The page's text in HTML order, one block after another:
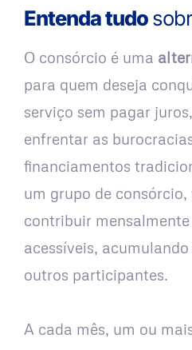
Entenda tudo
O consórcio é uma
para quem deseja
serviço sem pagar
enfrentar as
financiamentos
um grupo de consórcio,
contribuir
acessíveis,
outros participantes.
A cada mês, um ou